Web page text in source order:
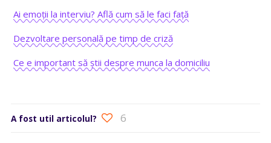
Ai emoții la interviu? Află cum să le faci față
Dezvoltare personală pe timp de criză
Ce e important să știi despre munca la domiciliu
A fost util articolul? 6